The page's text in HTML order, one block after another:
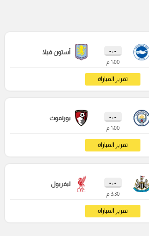
- : -
1:00 م
أستون فيلا
تقرير المباراة
- : -
1:00 م
بورنموث
تقرير المباراة
- : -
3:30 م
ليفربول
تقرير المباراة